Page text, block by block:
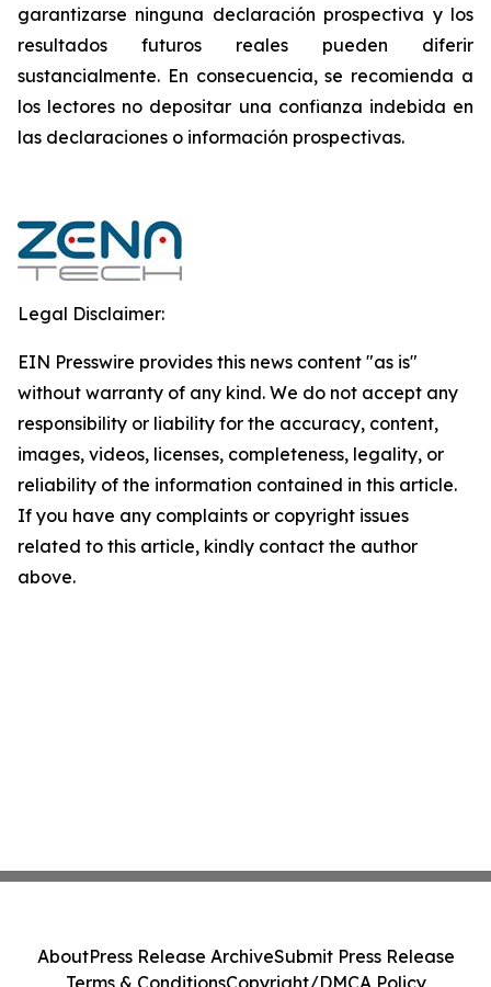
garantizarse ninguna declaración prospectiva y los
resultados futuros reales pueden diferir
sustancialmente. ‎‎‎En consecuencia, se recomienda a
los lectores ‎no depositar una confianza indebida en
las declaraciones o información prospectivas.‎
Legal Disclaimer:
EIN Presswire provides this news content "as is"
without warranty of any kind. We do not accept any
responsibility or liability for the accuracy, content,
images, videos, licenses, completeness, legality, or
reliability of the information contained in this article.
If you have any complaints or copyright issues
related to this article, kindly contact the author
above.
AboutPress Release ArchiveSubmit Press Release
Terms & ConditionsCopyright/DMCA Policy